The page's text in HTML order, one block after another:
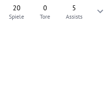
20
Spiele
0
Tore
5
Assists